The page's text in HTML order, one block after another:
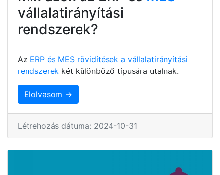
vállalatirányítási
rendszerek?
Az ERP és MES rövidítések a vállalatirányítási
rendszerek két különböző típusára utalnak.
Elolvasom →
Létrehozás dátuma: 2024-10-31